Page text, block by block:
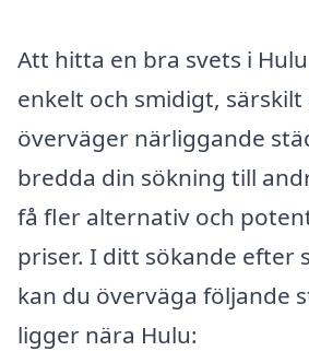
Att hitta en bra svets i
enkelt och smidigt, särskilt
överväger närliggande
bredda din sökning till
få fler alternativ och
priser. I ditt sökande efter
kan du överväga följande
ligger nära Hulu: